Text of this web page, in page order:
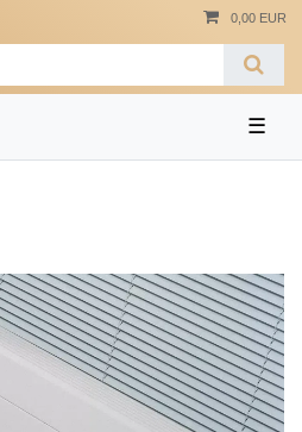
0,00 EUR
☰